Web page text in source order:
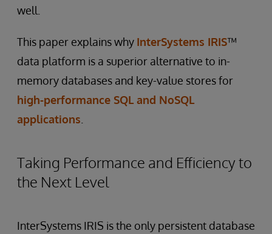
well.
This paper explains why InterSystems IRIS™
data platform is a superior alternative to in-
memory databases and key-value stores for
high-performance SQL and NoSQL
applications
Taking Performance and Efficiency to
the Next Level
InterSystems IRIS is the only persistent database